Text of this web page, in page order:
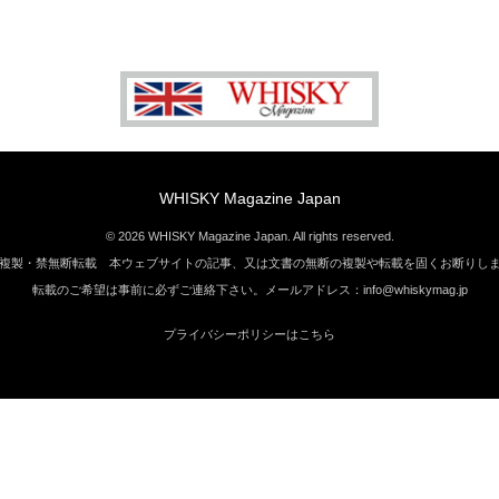
WHISKY Magazine Japan
© 2026 WHISKY Magazine Japan. All rights reserved.
製・禁無断転載 本ウェブサイトの記事、又は文書の無断の複製や転載を固くお断りし
転載のご希望は事前に必ずご連絡下さい。メールアドレス：info@whiskymag.jp
プライバシーポリシーはこちら